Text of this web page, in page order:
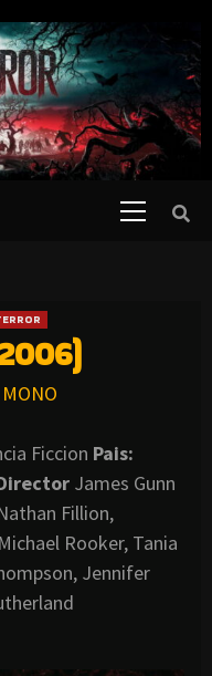
MONO
Ficcion Pais:
James Gunn
Fillion,
Rooker, Tania
Jennifer